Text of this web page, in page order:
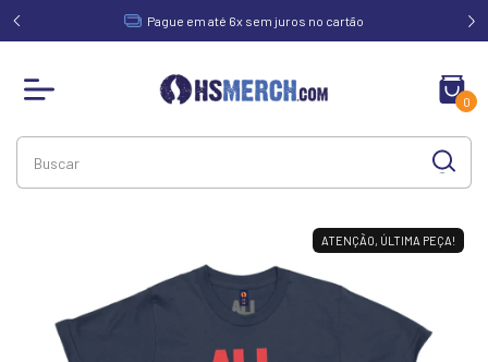
de Pague em até 6x sem juros no cartão
0
ATENÇÃO, ÚLTIMA PEÇA!